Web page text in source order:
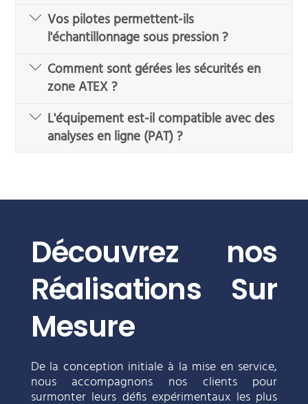
Vos pilotes permettent-ils
l'échantillonnage sous pression ?
Comment sont gérées les sécurités en
zone ATEX ?
L'équipement est-il compatible avec des
analyses en ligne (PAT) ?
Découvrez nos
Réalisations Sur
Mesure
De la conception initiale à la mise en service,
nous accompagnons nos clients pour
surmonter leurs défis expérimentaux les plus